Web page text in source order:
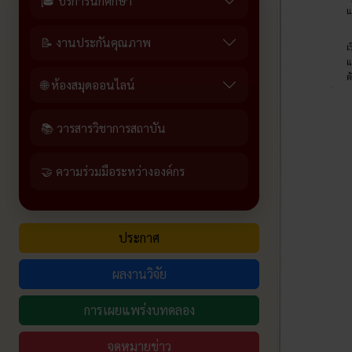
📝 งานประกันคุณภาพ
🌐 ห้องสมุดออนไลน์
📚 วารสารวิชาการสถาบัน
🤝 ความร่วมมือระหว่างองค์กร
ประกาศ
ผลงานวิจัย
การเผยแพร่งบทดลอง
จดหมายข่าว